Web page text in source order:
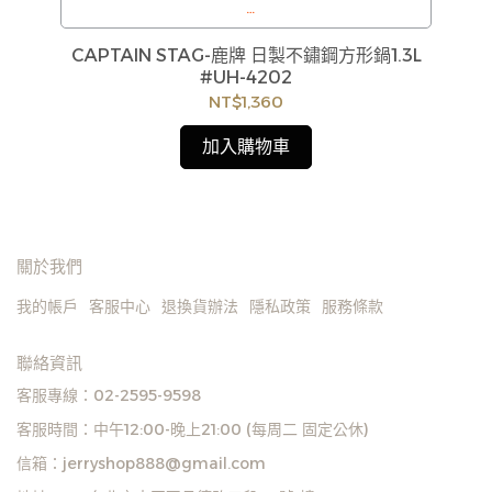
訂購注意事項 :
商品流動性快且多個平台共用庫存，偶有下單後缺貨
情形，客服人員將立即與您聯繫交期或更換商品，如
無法出貨，本公司將有權取消訂單，造成不便尚請見
諒。如遇庫存不足無法下單，亦歡迎洽詢客服。
CAPTAIN STAG-鹿牌 日製不鏽鋼方形鍋1.3L
#UH-4202
NT$1,360
加入購物車
關於我們
我的帳戶 客服中心 退換貨辦法 隱私政策 服務條款
聯絡資訊
客服專線：02-2595-9598
客服時間：中午12:00-晚上21:00 (每周二 固定公休)
信箱：jerryshop888@gmail.com